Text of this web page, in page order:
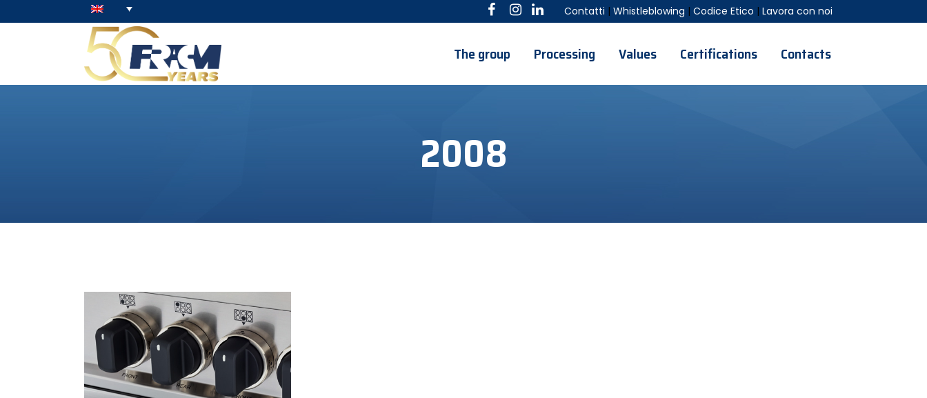
Contatti | Whistleblowing | Codice Etico | Lavora con noi
The group Processing Values Certifications Contacts
2008